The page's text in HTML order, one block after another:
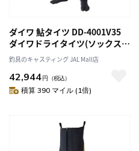
ダイワ 鮎タイツ DD-4001V35
ダイワドライタイツ(ソックス先
割) ブラック LLO
釣具のキャスティング JAL Mall店
42,944円 （税込）
積算 390 マイル (1倍)